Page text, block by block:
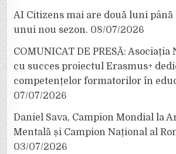
AI Citizens mai are două luni
unui nou sezon. 08/07/2026
COMUNICAT DE PRESĂ:
cu succes proiectul Erasmus+
competențelor formatorilor în
07/07/2026
Daniel Sava, Campion Mondial la
Mentală și Campion Național al
03/07/2026